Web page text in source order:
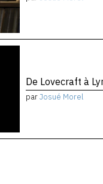
De Lovecraft à
parJosué Morel